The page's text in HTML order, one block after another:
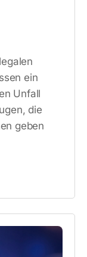
ein
Unfall
die
geben